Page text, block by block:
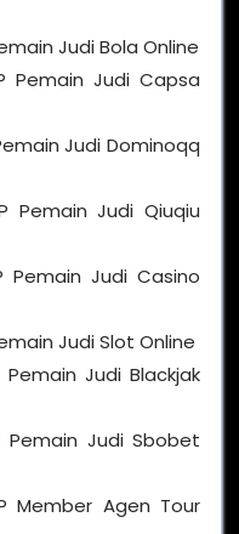
Judi Bola Online
Pemain Judi Capsa
Judi Dominoqq
Pemain Judi Qiuqiu
Pemain Judi Casino
Judi Slot Online
Judi Blackjak
Judi Sbobet
Member Agen Tour